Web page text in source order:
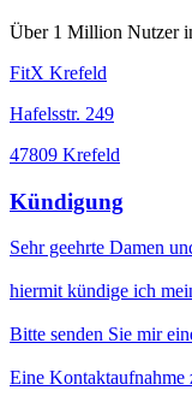
Über 1 Million Nutzer
FitX Krefeld
Hafelsstr. 249
47809 Krefeld
Kündigung
Sehr geehrte Damen
hiermit kündige ich
Bitte senden Sie mir
Eine